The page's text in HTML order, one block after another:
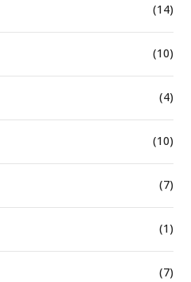
(14)
(10)
(4)
(10)
(7)
(1)
(7)